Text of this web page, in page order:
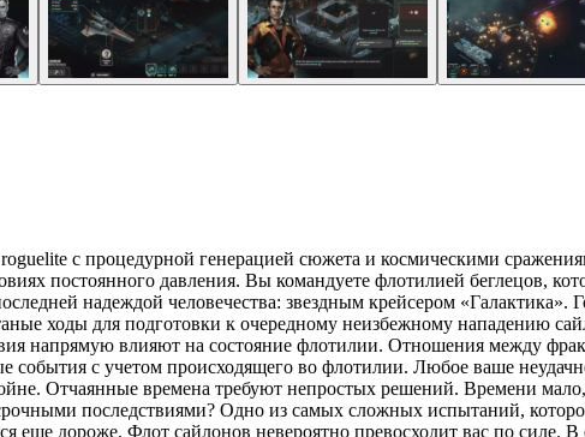
с процедурной генерацией сюжета и космическими
постоянного давления. Вы командуете флотилией беглецов,
надеждой человечества: звездным крейсером «Галактика».
ходы для подготовки к очередному неизбежному нападению
напрямую влияют на состояние флотилии. Отношения между
события с учетом происходящего во флотилии. Любое ваше
Отчаянные времена требуют непростых решений. Времени
последствиями? Одно из самых сложных испытаний,
дороже. Флот сайлонов невероятно превосходит вас по силе. В